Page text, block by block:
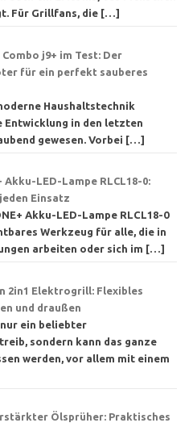
Für Grillfans, die […]
j9+ im Test: Der
für ein perfekt sauberes
Haushaltstechnik
Entwicklung in den letzten
gewesen. Vorbei […]
Akku-LED-Lampe RLCL18-0:
Einsatz
Akku-LED-Lampe RLCL18-0
Werkzeug für alle, die in
arbeiten oder sich im […]
2in1 Elektrogrill: Flexibles
und draußen
ein beliebter
sondern kann das ganze
werden, vor allem mit einem
Ölsprüher: Praktisches